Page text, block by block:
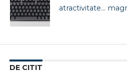
atractivitate…
DE CITIT